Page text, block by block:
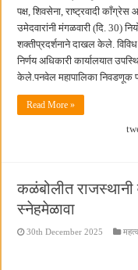
पक्ष, शिवसेना, राष्ट्रवादी
उमेदवारांनी मंगळवारी (दि. 30)
शक्तीप्रदर्शनाने दाखल केले.
निर्णय अधिकारी कार्यालयात
केले.पनवेल महापालिका निवडणूक
Read More »
कळंबोलीत राजस्थानी
स्नेहमेळावा
30th December 2025